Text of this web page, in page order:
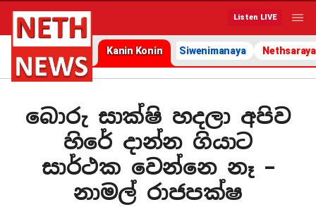
Listen LIVE
Kanin Konin Siwenimanaya Nethsaraya
බොරු සාක්ෂි හදලා අපිව
හිරේ දාන්න ගියාට
සාර්ථක වෙන්නෙ නෑ –
නාමල් රාජපක්ෂ